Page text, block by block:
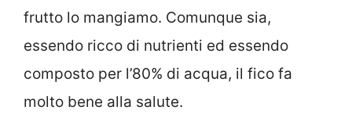
frutto lo mangiamo. Comunque sia,
essendo ricco di nutrienti ed essendo
composto per l’80% di acqua, il fico fa
molto bene alla salute.